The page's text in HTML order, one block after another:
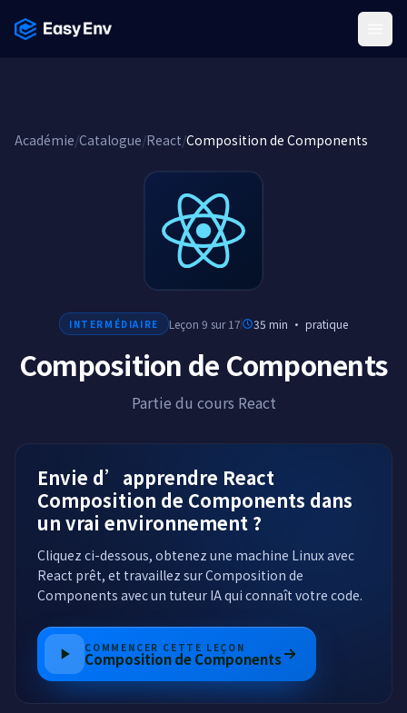
Académie/Catalogue/React/Composition de Components
INTERMÉDIAIRE Leçon 9 sur 17 35 min · pratique
Composition de Components
Partie du cours React
Envie d’apprendre React
Composition de Components dans
un vrai environnement ?
Cliquez ci-dessous, obtenez une machine Linux avec
React prêt, et travaillez sur Composition de
Components avec un tuteur IA qui connaît votre code.
COMMENCER CETTE LEÇON
Composition de Components